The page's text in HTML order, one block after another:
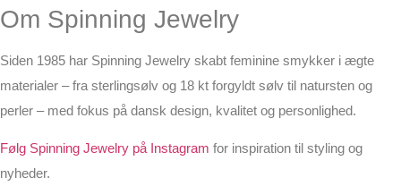
Om Spinning Jewelry
Siden 1985 har Spinning Jewelry skabt feminine smykker i ægte
materialer – fra sterlingsølv og 18 kt forgyldt sølv til natursten og
perler – med fokus på dansk design, kvalitet og personlighed.
Følg Spinning Jewelry på Instagram for inspiration til styling og
nyheder.